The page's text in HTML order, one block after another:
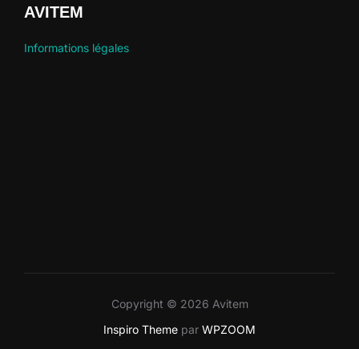
AVITEM
Informations légales
Copyright © 2026 Avitem
Inspiro Theme par WPZOOM